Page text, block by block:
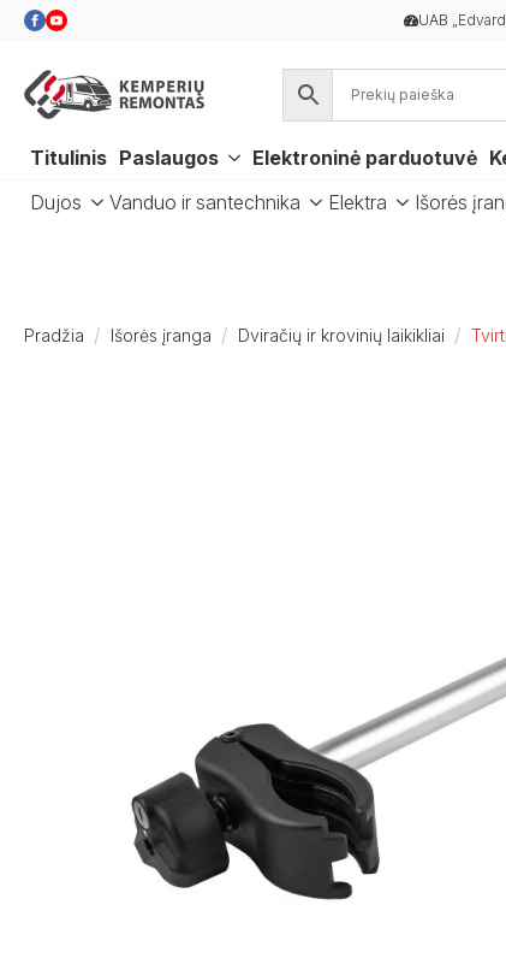
UAB
Titulinis Paslaugos Elektroninė parduotuvė
Dujos
Vanduo ir santechnika Elektra Išorės
Pradžia Išorės įranga Dviračių ir krovinių laikikliai